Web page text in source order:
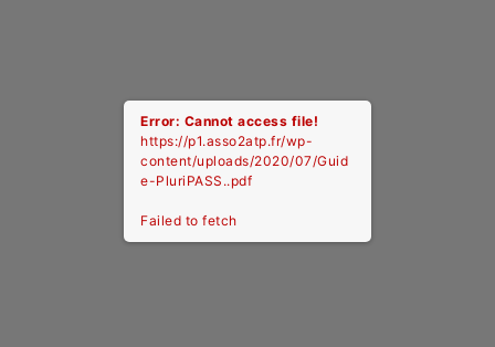
Error: Cannot access file!
https://p1.asso2atp.fr/wp-
content/uploads/2020/07/Guid
e-PluriPASS..pdf
Failed to fetch